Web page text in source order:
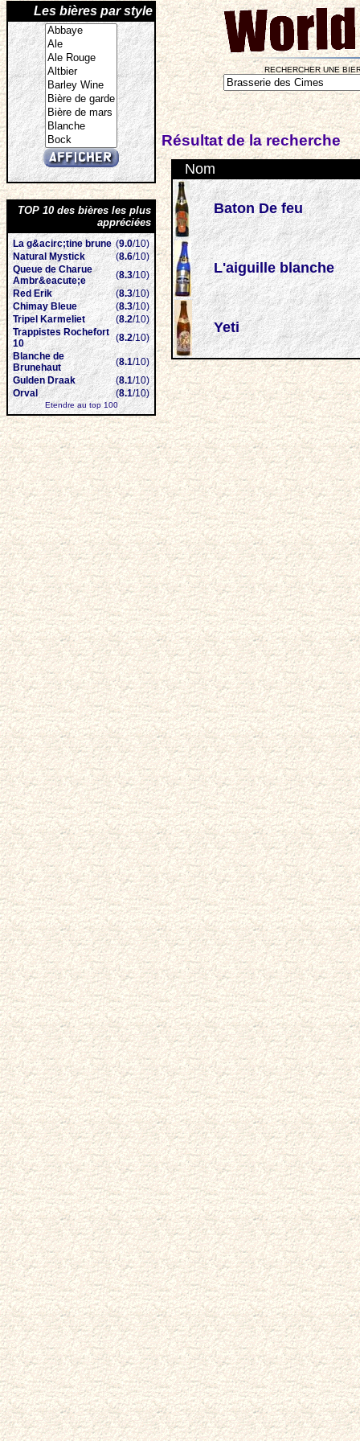
Les bières par style
TOP 10 des bières les plus
appréciées
La g&acirc;tine brune (9.0/10)
Natural Mystick
(8.6/10)
Queue de Charue
Ambr&eacute;e
(8.3/10)
Red Erik
(8.3/10)
Chimay Bleue
(8.3/10)
Tripel Karmeliet
(8.2/10)
Trappistes Rochefort
10
(8.2/10)
Blanche de
Brunehaut
(8.1/10)
Gulden Draak
(8.1/10)
Orval
(8.1/10)
Etendre au top 100
RECHERCHER UNE
Résultat de la recherche
Nom
Baton De feu
L'aiguille blanche
Yeti